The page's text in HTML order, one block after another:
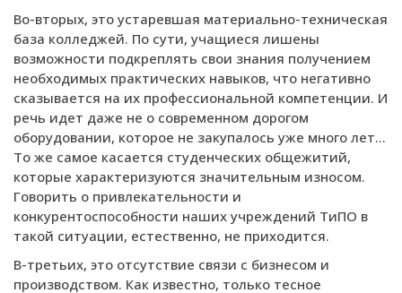
Во-вторых, это устаревшая материально-техническая
база колледжей. По сути, учащиеся лишены
возможности подкреплять свои знания получением
необходимых практических навыков, что негативно
сказывается на их профессиональной компетенции. И
речь идет даже не о современном дорогом
оборудовании, которое не закупалось уже много лет...
То же самое касается студенческих общежитий,
которые характеризуются значительным износом.
Говорить о привлекательности и
конкурентоспособности наших учреждений ТиПО в
такой ситуации, естественно, не приходится.
В-третьих, это отсутствие связи с бизнесом и
производством. Как известно, только тесное